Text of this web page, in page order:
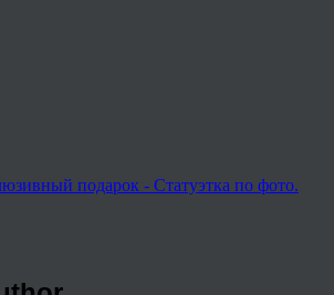
подарок - Статуэтка по фото.